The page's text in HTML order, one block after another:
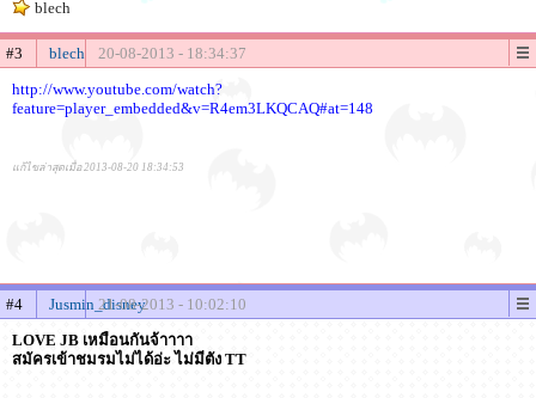
blech
#3 blech
20-08-2013 - 18:34:37
http://www.youtube.com/watch?
feature=player_embedded&v=R4em3LKQCAQ#at=148
แก้ไขล่าสุดเมื่อ 2013-08-20 18:34:53
#4 Jusmin_disney21-08-2013 - 10:02:10
LOVE JB เหมือนกันจ้าาาา
สมัครเข้าชมรมไม่ได้อ่ะ ไม่มีตัง TT